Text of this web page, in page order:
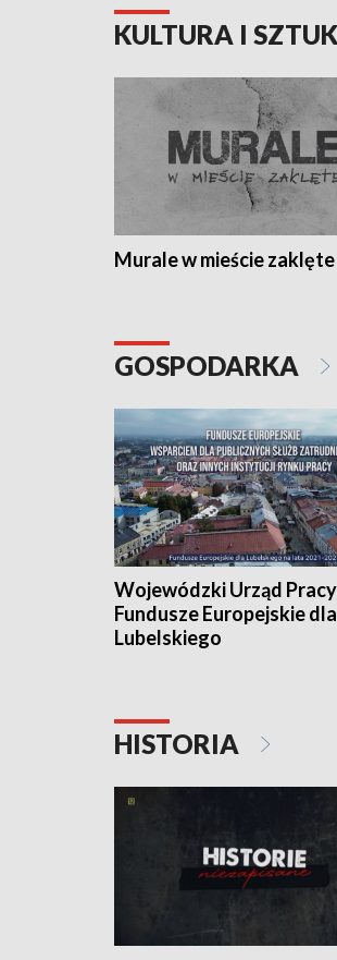
KULTURA I
Murale w mieście zaklęte
GOSPODARKA
Wojewódzki Urząd Pracy
Fundusze Europejskie dla
Lubelskiego
HISTORIA